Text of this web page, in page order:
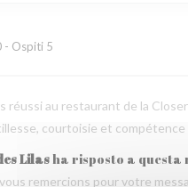
- Ospiti 5
réussi au restaurant de la
courtoisie et
Lilasha risposto a questa
remercions pour votre